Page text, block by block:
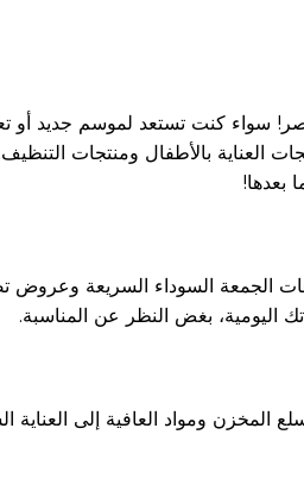
سواء كنت تستعد لموسم جديد أو
العناية بالأطفال ومنتجات
بعدها!
السوداء السريعة وعروض
اليومية، بغض النظر عن المناسبة.
ومواد العافية إلى العناية